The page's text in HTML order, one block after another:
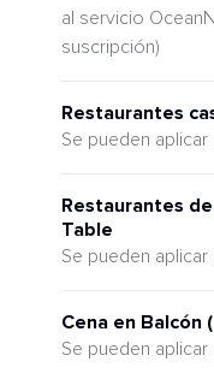
al servicio
suscripción)
Restaurantes
Se pueden
Restaurantes
Table
Se pueden
Cena en Balcón
Se pueden